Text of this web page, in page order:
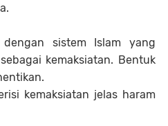
sistem Islam yang
kemaksiatan. Bentuk
kemaksiatan jelas haram